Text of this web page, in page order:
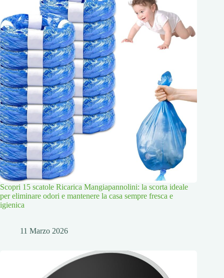
Scopri 15 scatole Ricarica Mangiapannolini: la scorta ideale
per eliminare odori e mantenere la casa sempre fresca e
igienica
11 Marzo 2026